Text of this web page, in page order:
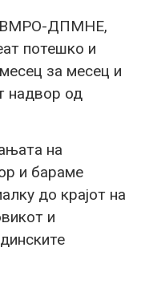
ВМРО-ДПМНЕ,
потешко и
за месец и
надвор од
на
и бараме
до крајот на
и